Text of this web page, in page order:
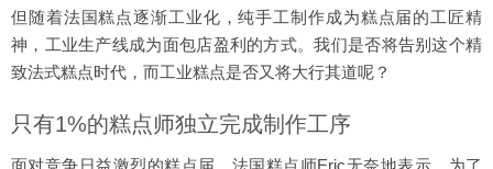
但随着法国糕点逐渐工业化，纯手工制作成为糕点届的工匠精
神，工业生产线成为面包店盈利的方式。我们是否将告别这个精
致法式糕点时代，而工业糕点是否又将大行其道呢？
只有1%的糕点师独立完成制作工序
面对竞争日益激烈的糕点届，法国糕点师Eric无奈地表示，为了